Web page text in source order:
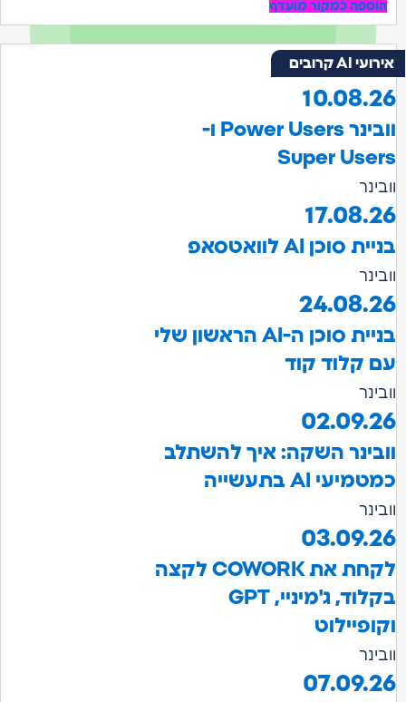
הוספה כמקור מועדף
אירועי AI קרובים
10.08.26
וובינר Power Users ו-
Super Users
וובינר
17.08.26
בניית סוכן AI לוואטסאפ
וובינר
24.08.26
בניית סוכן ה-AI הראשון שלי
עם קלוד קוד
וובינר
02.09.26
וובינר השקה: איך להשתלב
כמטמיעי AI בתעשייה
וובינר
03.09.26
לקחת את COWORK לקצה
בקלוד, ג'מיניי, GPT
וקופיילוט
וובינר
07.09.26